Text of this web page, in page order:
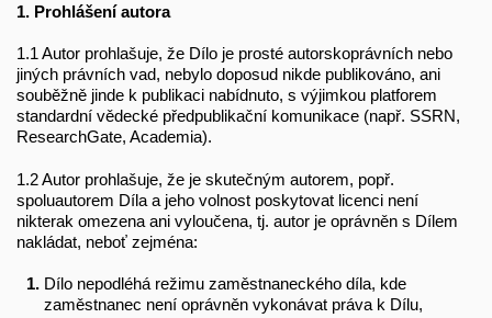
1. Prohlášení autora
1.1 Autor prohlašuje, že Dílo je prosté autorskoprávních nebo
jiných právních vad, nebylo doposud nikde publikováno, ani
souběžně jinde k publikaci nabídnuto, s výjimkou platforem
standardní vědecké předpublikační komunikace (např. SSRN,
ResearchGate, Academia).
1.2 Autor prohlašuje, že je skutečným autorem, popř.
spoluautorem Díla a jeho volnost poskytovat licenci není
nikterak omezena ani vyloučena, tj. autor je oprávněn s Dílem
nakládat, neboť zejména:
Dílo nepodléhá režimu zaměstnaneckého díla, kde
zaměstnanec není oprávněn vykonávat práva k Dílu,